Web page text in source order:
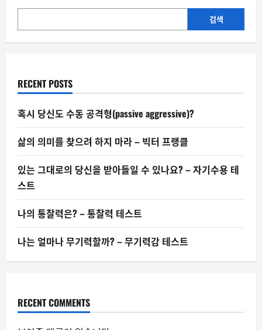
검색
RECENT POSTS
혹시 당신도 수동 공격형(passive aggressive)?
삶의 의미를 찾으려 하지 마라 – 빅터 프랭클
있는 그대로의 당신을 받아들일 수 있나요? – 자기수용 테
스트
나의 통찰력은? – 통찰력 테스트
나는 얼마나 무기력할까? – 무기력감 테스트
RECENT COMMENTS